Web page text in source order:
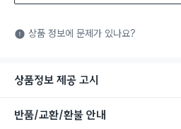
식품용 기구: 식품위생법에서
는 식품첨가물에 사용할 수 있
상품 정보에 문제가 있나요?
상품정보 제공 고시
반품/교환/환불 안내